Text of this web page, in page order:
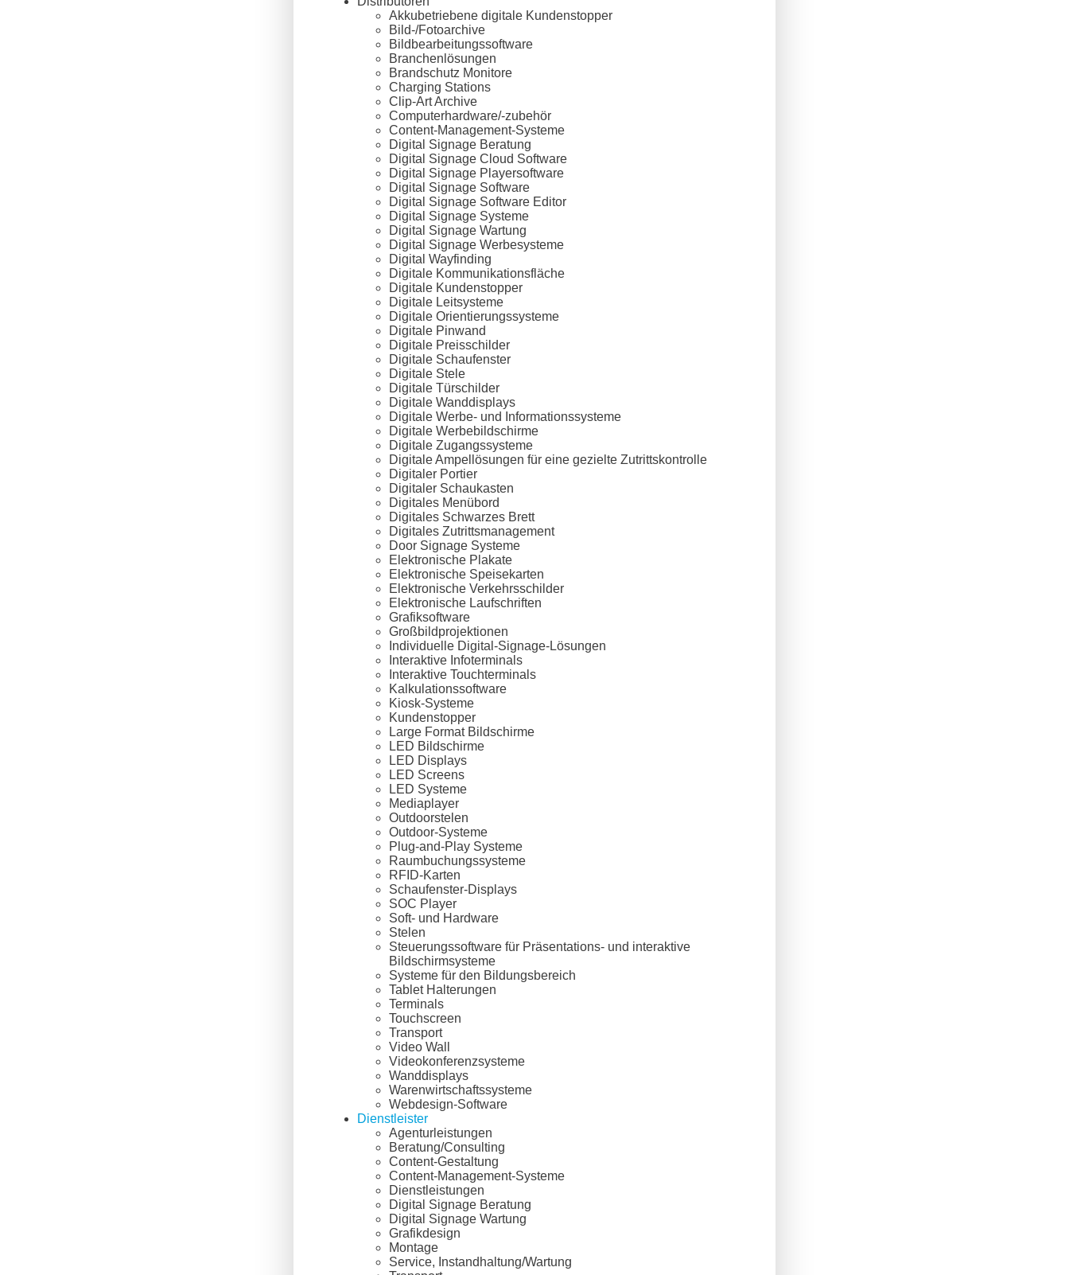
Akkubetriebene digitale Kundenstopper
Bild-/Fotoarchive
Bildbearbeitungssoftware
Branchenlösungen
Brandschutz Monitore
Charging Stations
Clip-Art Archive
Computerhardware/-zubehör
Content-Management-Systeme
Digital Signage Beratung
Digital Signage Cloud Software
Digital Signage Playersoftware
Digital Signage Software
Digital Signage Software Editor
Digital Signage Systeme
Digital Signage Wartung
Digital Signage Werbesysteme
Digital Wayfinding
Digitale Kommunikationsfläche
Digitale Kundenstopper
Digitale Leitsysteme
Digitale Orientierungssysteme
Digitale Pinwand
Digitale Preisschilder
Digitale Schaufenster
Digitale Stele
Digitale Türschilder
Digitale Wanddisplays
Digitale Werbe- und Informationssysteme
Digitale Werbebildschirme
Digitale Zugangssysteme
Digitale Ampellösungen für eine gezielte Zutrittskontrolle
Digitaler Portier
Digitaler Schaukasten
Digitales Menübord
Digitales Schwarzes Brett
Digitales Zutrittsmanagement
Door Signage Systeme
Elektronische Plakate
Elektronische Speisekarten
Elektronische Verkehrsschilder
Elektronische Laufschriften
Grafiksoftware
Großbildprojektionen
Individuelle Digital-Signage-Lösungen
Interaktive Infoterminals
Interaktive Touchterminals
Kalkulationssoftware
Kiosk-Systeme
Kundenstopper
Large Format Bildschirme
LED Bildschirme
LED Displays
LED Screens
LED Systeme
Mediaplayer
Outdoorstelen
Outdoor-Systeme
Plug-and-Play Systeme
Raumbuchungssysteme
RFID-Karten
Schaufenster-Displays
SOC Player
Soft- und Hardware
Stelen
Steuerungssoftware für Präsentations- und interaktive
Bildschirmsysteme
Systeme für den Bildungsbereich
Tablet Halterungen
Terminals
Touchscreen
Transport
Video Wall
Videokonferenzsysteme
Wanddisplays
Warenwirtschaftssysteme
Webdesign-Software
Dienstleister
Agenturleistungen
Beratung/Consulting
Content-Gestaltung
Content-Management-Systeme
Dienstleistungen
Digital Signage Beratung
Digital Signage Wartung
Grafikdesign
Montage
Service, Instandhaltung/Wartung